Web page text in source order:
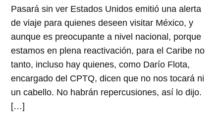
Pasará sin ver Estados Unidos emitió una alerta
de viaje para quienes deseen visitar México, y
aunque es preocupante a nivel nacional, porque
estamos en plena reactivación, para el Caribe no
tanto, incluso hay quienes, como Darío Flota,
encargado del CPTQ, dicen que no nos tocará ni
un cabello. No habrán repercusiones, así lo dijo.
[…]